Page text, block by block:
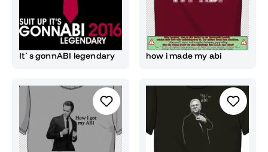
It´s gonnABI legendary how i made my abi